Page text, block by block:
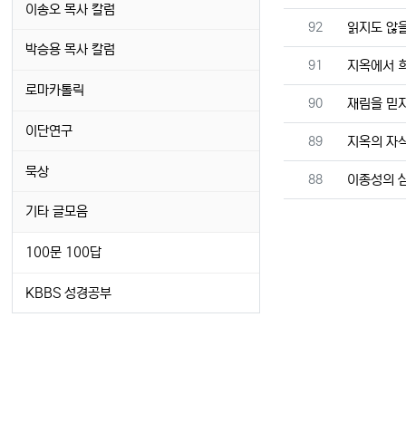
번호
92 읽지도 않
번호
91 지옥에서
번호
90 재림을 믿
번호
89 지옥의 자
번호
88 이종성의
이송오 목사 칼럼
박승용 목사 칼럼
로마카톨릭
이단연구
묵상
기타 글모음
100문 100답
KBBS 성경공부